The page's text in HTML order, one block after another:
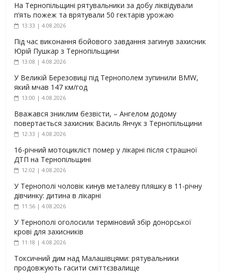
На Тернопільщині рятувальники за добу ліквідували
п’ять пожеж та врятували 50 гектарів урожаю
13:33 | 4.08.2026
Під час виконання бойового завдання загинув захисник
Юрій Пушкар з Тернопільщини
13:08 | 4.08.2026
У Великій Березовиці під Тернополем зупинили BMW,
який мчав 147 км/год
13:00 | 4.08.2026
Вважався зниклим безвісти, – Ангелом додому
повертається захисник Василь Янчук з Тернопільщини
12:33 | 4.08.2026
16-річний мотоцикліст помер у лікарні після страшної
ДТП на Тернопільщині
12:02 | 4.08.2026
У Тернополі чоловік кинув металеву пляшку в 11-річну
дівчинку: дитина в лікарні
11:56 | 4.08.2026
У Тернополі оголосили терміновий збір донорської
крові для захисників
11:18 | 4.08.2026
Токсичний дим над Малашівцями: рятувальники
продовжують гасити сміттєзвалище